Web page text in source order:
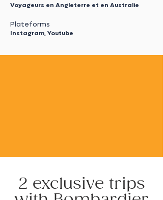
Voyageurs en Angleterre et en Australie
Plateforms
Instagram, Youtube
2 exclusive trips